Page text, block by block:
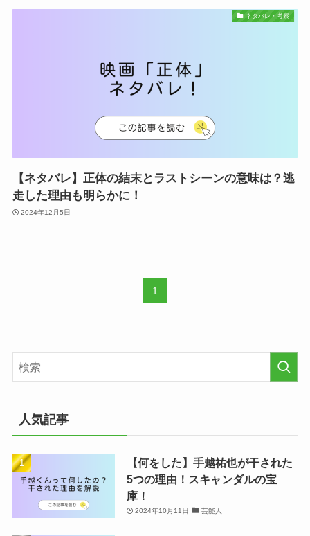
ネタバレ・考察
【ネタバレ】正体の結末とラストシーンの意味は？逃
走した理由も明らかに！
2024年12月5日
1
人気記事
【何をした】手越祐也が干された
5つの理由！スキャンダルの宝
庫！
2024年10月11日 芸能人